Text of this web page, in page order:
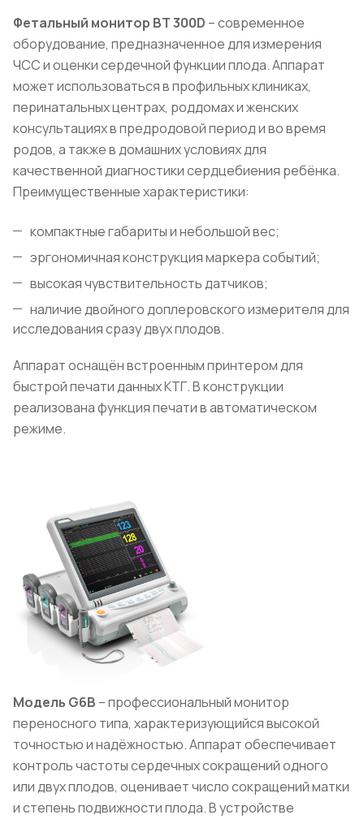
Фетальный монитор BT300D – современное
оборудование, предназначенное для измерения
ЧСС и оценки сердечной функции плода. Аппарат
может использоваться в профильных клиниках,
перинатальных центрах, роддомах и женских
консультациях в предродовой период и во время
родов, а также в домашних условиях для
качественной диагностики сердцебиения ребёнка.
Преимущественные характеристики:
компактные габариты и небольшой вес;
эргономичная конструкция маркера событий;
высокая чувствительность датчиков;
наличие двойного доплеровского измерителя для
исследования сразу двух плодов.
Аппарат оснащён встроенным принтером для
быстрой печати данных КТГ. В конструкции
реализована функция печати в автоматическом
режиме.
Модель G6B – профессиональный монитор
переносного типа, характеризующийся высокой
точностью и надёжностью. Аппарат обеспечивает
контроль частоты сердечных сокращений одного
или двух плодов, оценивает число сокращений матки
и степень подвижности плода. В устройстве